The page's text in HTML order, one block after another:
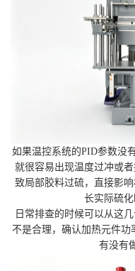
如果温控系统的PID参数没
就很容易出现温度过冲或
致局部胶料过硫，直接影
长实际硫化
日常排查的时候可以从这
不是合理，确认加热元件功
有没有